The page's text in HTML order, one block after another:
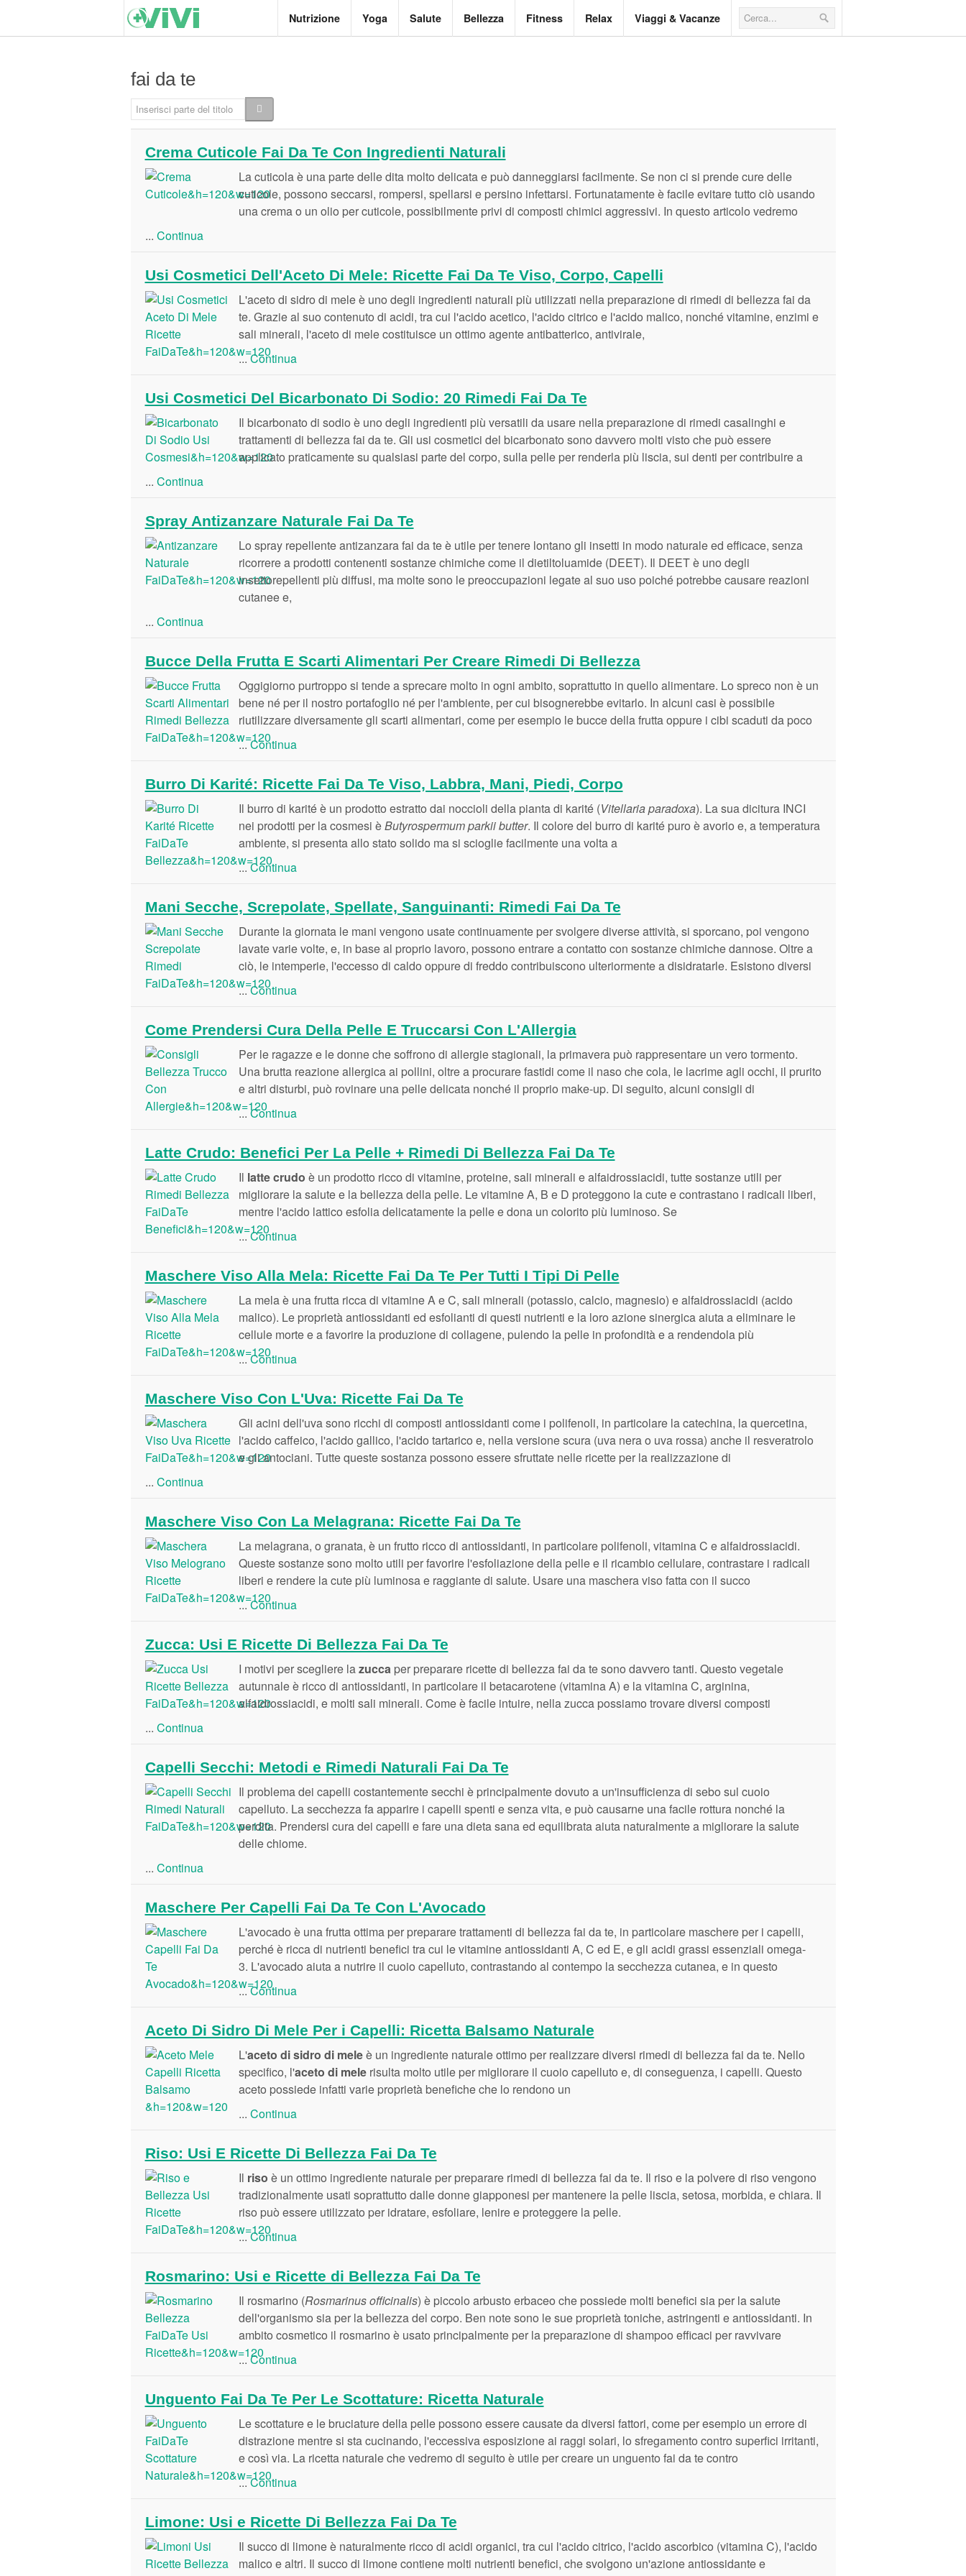
Nutrizione Yoga Salute Bellezza Fitness Relax Viaggi & Vacanze
fai da te
Inserisci parte del titolo
Crema Cuticole Fai Da Te Con Ingredienti Naturali
La cuticola è una parte delle dita molto delicata e può danneggiarsi facilmente. Se non ci si prende cure delle
cuticole, possono seccarsi, rompersi, spellarsi e persino infettarsi. Fortunatamente è facile evitare tutto ciò usando
una crema o un olio per cuticole, possibilmente privi di composti chimici aggressivi. In questo articolo vedremo
... Continua
Usi Cosmetici Dell'Aceto Di Mele: Ricette Fai Da Te Viso, Corpo, Capelli
L'aceto di sidro di mele è uno degli ingredienti naturali più utilizzati nella preparazione di rimedi di bellezza fai da
te. Grazie al suo contenuto di acidi, tra cui l'acido acetico, l'acido citrico e l'acido malico, nonché vitamine, enzimi e
sali minerali, l'aceto di mele costituisce un ottimo agente antibatterico, antivirale,
...Continua
Usi Cosmetici Del Bicarbonato Di Sodio: 20 Rimedi Fai Da Te
Il bicarbonato di sodio è uno degli ingredienti più versatili da usare nella preparazione di rimedi casalinghi e
trattamenti di bellezza fai da te. Gli usi cosmetici del bicarbonato sono davvero molti visto che può essere
applicato praticamente su qualsiasi parte del corpo, sulla pelle per renderla più liscia, sui denti per contribuire a
... Continua
Spray Antizanzare Naturale Fai Da Te
Lo spray repellente antizanzara fai da te è utile per tenere lontano gli insetti in modo naturale ed efficace, senza
ricorrere a prodotti contenenti sostanze chimiche come il dietiltoluamide (DEET). Il DEET è uno degli
insettorepellenti più diffusi, ma molte sono le preoccupazioni legate al suo uso poiché potrebbe causare reazioni
cutanee e,
... Continua
Bucce Della Frutta E Scarti Alimentari Per Creare Rimedi Di Bellezza
Oggigiorno purtroppo si tende a sprecare molto in ogni ambito, soprattutto in quello alimentare. Lo spreco non è un
bene né per il nostro portafoglio né per l'ambiente, per cui bisognerebbe evitarlo. In alcuni casi è possibile
riutilizzare diversamente gli scarti alimentari, come per esempio le bucce della frutta oppure i cibi scaduti da poco
...Continua
Burro Di Karité: Ricette Fai Da Te Viso, Labbra, Mani, Piedi, Corpo
Il burro di karité è un prodotto estratto dai noccioli della pianta di karité (Vitellaria paradoxa). La sua dicitura INCI
nei prodotti per la cosmesi èButyrospermum parkii butter. Il colore del burro di karité puro è avorio e, a temperatura
ambiente, si presenta allo stato solido ma si scioglie facilmente una volta a
...Continua
Mani Secche, Screpolate, Spellate, Sanguinanti: Rimedi Fai Da Te
Durante la giornata le mani vengono usate continuamente per svolgere diverse attività, si sporcano, poi vengono
lavate varie volte, e, in base al proprio lavoro, possono entrare a contatto con sostanze chimiche dannose. Oltre a
ciò, le intemperie, l'eccesso di caldo oppure di freddo contribuiscono ulteriormente a disidratarle. Esistono diversi
...Continua
Come Prendersi Cura Della Pelle E Truccarsi Con L'Allergia
Per le ragazze e le donne che soffrono di allergie stagionali, la primavera può rappresentare un vero tormento.
Una brutta reazione allergica ai pollini, oltre a procurare fastidi come il naso che cola, le lacrime agli occhi, il prurito
e altri disturbi, può rovinare una pelle delicata nonché il proprio make-up. Di seguito, alcuni consigli di
...Continua
Latte Crudo: Benefici Per La Pelle + Rimedi Di Bellezza Fai Da Te
Il latte crudo è un prodotto ricco di vitamine, proteine, sali minerali e alfaidrossiacidi, tutte sostanze utili per
migliorare la salute e la bellezza della pelle. Le vitamine A, B e D proteggono la cute e contrastano i radicali liberi,
mentre l'acido lattico esfolia delicatamente la pelle e dona un colorito più luminoso. Se
...Continua
Maschere Viso Alla Mela: Ricette Fai Da Te Per Tutti I Tipi Di Pelle
La mela è una frutta ricca di vitamine A e C, sali minerali (potassio, calcio, magnesio) e alfaidrossiacidi (acido
malico). Le proprietà antiossidanti ed esfolianti di questi nutrienti e la loro azione sinergica aiuta a eliminare le
cellule morte e a favorire la produzione di collagene, pulendo la pelle in profondità e a rendendola più
...Continua
Maschere Viso Con L'Uva: Ricette Fai Da Te
Gli acini dell'uva sono ricchi di composti antiossidanti come i polifenoli, in particolare la catechina, la quercetina,
l'acido caffeico, l'acido gallico, l'acido tartarico e, nella versione scura (uva nera o uva rossa) anche il resveratrolo
e gli antociani. Tutte queste sostanza possono essere sfruttate nelle ricette per la realizzazione di
... Continua
Maschere Viso Con La Melagrana: Ricette Fai Da Te
La melagrana, o granata, è un frutto ricco di antiossidanti, in particolare polifenoli, vitamina C e alfaidrossiacidi.
Queste sostanze sono molto utili per favorire l'esfoliazione della pelle e il ricambio cellulare, contrastare i radicali
liberi e rendere la cute più luminosa e raggiante di salute. Usare una maschera viso fatta con il succo
...Continua
Zucca: Usi E Ricette Di Bellezza Fai Da Te
I motivi per scegliere lazuccaper preparare ricette di bellezza fai da te sono davvero tanti. Questo vegetale
autunnale è ricco di antiossidanti, in particolare il betacarotene (vitamina A) e la vitamina C, arginina,
alfaidrossiacidi, e molti sali minerali. Come è facile intuire, nella zucca possiamo trovare diversi composti
... Continua
Capelli Secchi: Metodi e Rimedi Naturali Fai Da Te
Il problema dei capelli costantemente secchi è principalmente dovuto a un'insufficienza di sebo sul cuoio
capelluto. La secchezza fa apparire i capelli spenti e senza vita, e può causarne una facile rottura nonché la
perdita. Prendersi cura dei capelli e fare una dieta sana ed equilibrata aiuta naturalmente a migliorare la salute
delle chiome.
... Continua
Maschere Per Capelli Fai Da Te Con L'Avocado
L'avocado è una frutta ottima per preparare trattamenti di bellezza fai da te, in particolare maschere per i capelli,
perché è ricca di nutrienti benefici tra cui le vitamine antiossidanti A, C ed E, e gli acidi grassi essenziali omega-
3. L'avocado aiuta a nutrire il cuoio capelluto, contrastando al contempo la secchezza cutanea, e in questo
...Continua
Aceto Di Sidro Di Mele Per i Capelli: Ricetta Balsamo Naturale
L'aceto di sidro di meleè un ingrediente naturale ottimo per realizzare diversi rimedi di bellezza fai da te. Nello
specifico, l'aceto di melerisulta molto utile per migliorare il cuoio capelluto e, di conseguenza, i capelli. Questo
aceto possiede infatti varie proprietà benefiche che lo rendono un
... Continua
Riso: Usi E Ricette Di Bellezza Fai Da Te
Il riso è un ottimo ingrediente naturale per preparare rimedi di bellezza fai da te. Il riso e la polvere di riso vengono
tradizionalmente usati soprattutto dalle donne giapponesi per mantenere la pelle liscia, setosa, morbida, e chiara. Il
riso può essere utilizzato per idratare, esfoliare, lenire e proteggere la pelle.
...Continua
Rosmarino: Usi e Ricette di Bellezza Fai Da Te
Il rosmarino (Rosmarinus officinalis) è piccolo arbusto erbaceo che possiede molti benefici sia per la salute
dell'organismo sia per la bellezza del corpo. Ben note sono le sue proprietà toniche, astringenti e antiossidanti. In
ambito cosmetico il rosmarino è usato principalmente per la preparazione di shampoo efficaci per ravvivare
...Continua
Unguento Fai Da Te Per Le Scottature: Ricetta Naturale
Le scottature e le bruciature della pelle possono essere causate da diversi fattori, come per esempio un errore di
distrazione mentre si sta cucinando, l'eccessiva esposizione ai raggi solari, lo sfregamento contro superfici irritanti,
e così via. La ricetta naturale che vedremo di seguito è utile per creare un unguento fai da te contro
...Continua
Limone: Usi e Ricette Di Bellezza Fai Da Te
Il succo di limone è naturalmente ricco di acidi organici, tra cui l'acido citrico, l'acido ascorbico (vitamina C), l'acido
malico e altri. Il succo di limone contiene molti nutrienti benefici, che svolgono un'azione antiossidante e